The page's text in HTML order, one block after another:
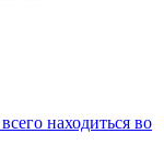
находиться во